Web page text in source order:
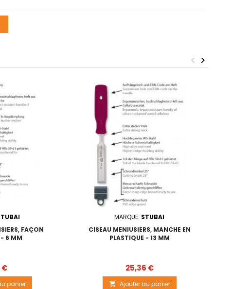
>
<
FAÇON
6 MM
€
panier
MARQUE: STUBAI
CISEAU MENIUSIERS, MANCHE EN
PLASTIQUE - 13 MM
Prix
25,36 €
 Ajouter au panier